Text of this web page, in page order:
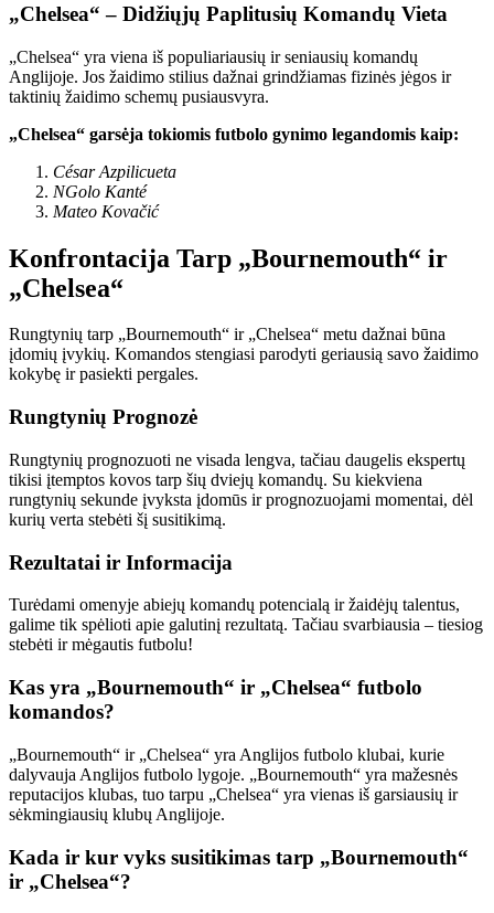
„Chelsea“ – Didžiųjų Paplitusių Komandų Vieta
„Chelsea“ yra viena iš populiariausių ir seniausių komandų
Anglijoje. Jos žaidimo stilius dažnai grindžiamas fizinės jėgos ir
taktinių žaidimo schemų pusiausvyra.
„Chelsea“ garsėja tokiomis futbolo gynimo legandomis kaip:
César Azpilicueta
NGolo Kanté
Mateo Kovačić
Konfrontacija Tarp „Bournemouth“ ir
„Chelsea“
Rungtynių tarp „Bournemouth“ ir „Chelsea“ metu dažnai būna
įdomių įvykių. Komandos stengiasi parodyti geriausią savo žaidimo
kokybę ir pasiekti pergales.
Rungtynių Prognozė
Rungtynių prognozuoti ne visada lengva, tačiau daugelis ekspertų
tikisi įtemptos kovos tarp šių dviejų komandų. Su kiekviena
rungtynių sekunde įvyksta įdomūs ir prognozuojami momentai, dėl
kurių verta stebėti šį susitikimą.
Rezultatai ir Informacija
Turėdami omenyje abiejų komandų potencialą ir žaidėjų talentus,
galime tik spėlioti apie galutinį rezultatą. Tačiau svarbiausia – tiesiog
stebėti ir mėgautis futbolu!
Kas yra „Bournemouth“ ir „Chelsea“ futbolo
komandos?
„Bournemouth“ ir „Chelsea“ yra Anglijos futbolo klubai, kurie
dalyvauja Anglijos futbolo lygoje. „Bournemouth“ yra mažesnės
reputacijos klubas, tuo tarpu „Chelsea“ yra vienas iš garsiausių ir
sėkmingiausių klubų Anglijoje.
Kada ir kur vyks susitikimas tarp „Bournemouth“
ir „Chelsea“?